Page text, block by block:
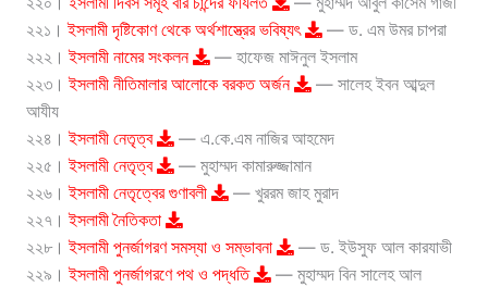
২২১।ইসলামী দৃষ্টিকোণ থেকে অর্থশাস্ত্রের ভবিষ্যৎ
— ড. এম উমর চাপরা
২২২।ইসলামী নামের সংকলন
— হাফেজ মাঈনুল ইসলাম
২২৩।ইসলামী নীতিমালার আলোকে বরকত অর্জন
— সালেহ ইবন আব্দুল
আযীয
২২৪।ইসলামী নেতৃত্ব
— এ.কে.এম নাজির আহমেদ
২২৫।ইসলামী নেতৃত্ব
— মুহাম্মদ কামারুজ্জামান
২২৬।ইসলামী নেতৃত্বের গুণাবলী
— খুররম জাহ মুরাদ
২২৭।ইসলামী নৈতিকতা
২২৮।ইসলামী পুনর্জাগরণ সমস্যা ও সম্ভাবনা
— ড. ইউসুফ আল কারযাভী
২২৯।ইসলামী পুনর্জাগরণে পথ ও পদ্ধতি
— মুহাম্মদ বিন সালেহ আল